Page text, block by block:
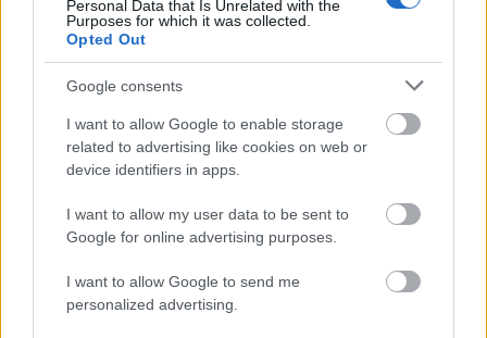
Personal Data that Is Unrelated with the
Purposes for which it was collected.
Opted Out
Google consents
I want to allow Google to enable storage
related to advertising like cookies on web or
device identifiers in apps.
I want to allow my user data to be sent to
Google for online advertising purposes.
I want to allow Google to send me
personalized advertising.
FISM 2015 - 3. nap - Kőhalmi Ferenc
és Nagy Csaba versenynapja
Kelle Botond•2015. július 09.
A színapdi függöny rendszer felmonta a szolgálatot,
zajlanak a színpadon. Itthon nyilván mindenki ezt a
napot várta leginkább Ferenc és Csaba miatt. Alexis